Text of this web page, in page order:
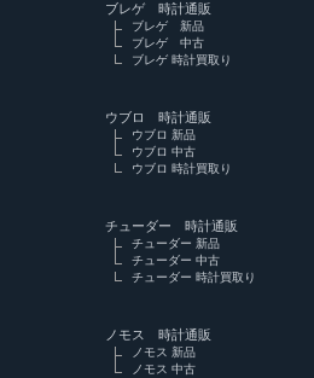
ブレゲ 時計通販
ブレゲ 新品
ブレゲ 中古
ブレゲ 時計買取り
ウブロ 時計通販
ウブロ 新品
ウブロ 中古
ウブロ 時計買取り
チューダー 時計通販
チューダー 新品
チューダー 中古
チューダー 時計買取り
ノモス 時計通販
ノモス 新品
ノモス 中古